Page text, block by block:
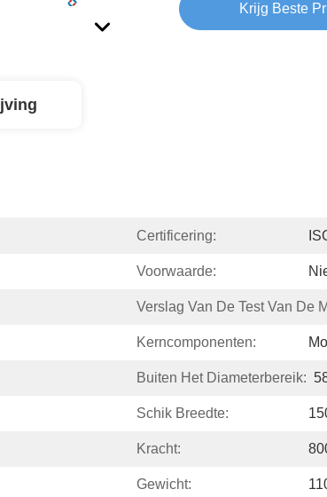
Krijg Beste
Certificering:
Voorwaarde:
Verslag Van De Test Van De
Kerncomponenten:
Buiten Het Diameterbereik:
Schik Breedte:
Kracht:
Gewicht: